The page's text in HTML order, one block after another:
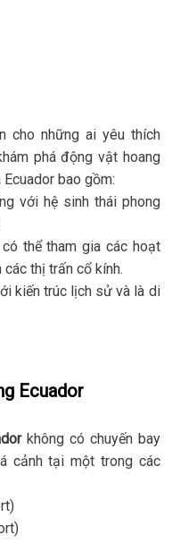
cho những ai yêu thích
phá động vật hoang
bao gồm:
với hệ sinh thái phong
thể tham gia các hoạt
thị trấn cổ kính.
kiến trúc lịch sử và là di
Ecuador
không có chuyến bay
cảnh tại một trong các